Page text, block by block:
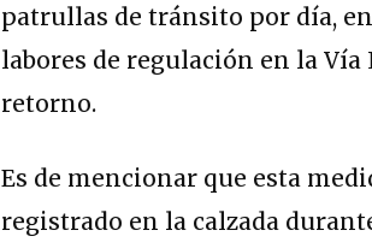
patrullas de tránsito por día,
labores de regulación en la
retorno.
Es de mencionar que esta
registrado en la calzada